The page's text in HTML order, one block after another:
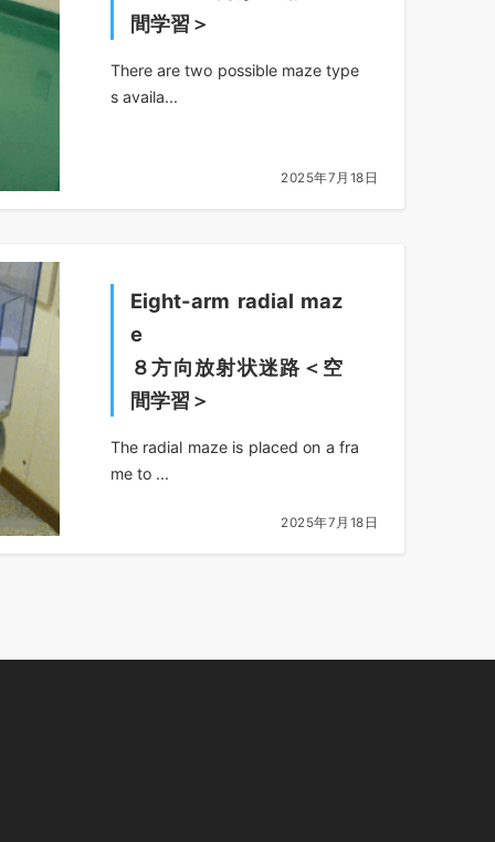
間学習＞
There are two possible maze type
s availa...
2025年7月18日
Eight-arm radial maz
e
８方向放射状迷路＜空
間学習＞
The radial maze is placed on a fra
me to ...
2025年7月18日